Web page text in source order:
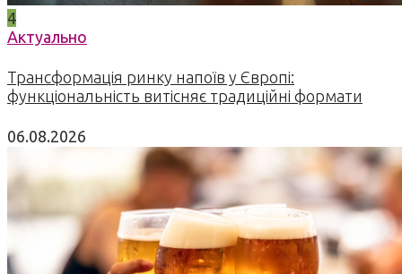
4
Актуально
Трансформація ринку напоїв у Європі:
функціональність витісняє традиційні формати
06.08.2026